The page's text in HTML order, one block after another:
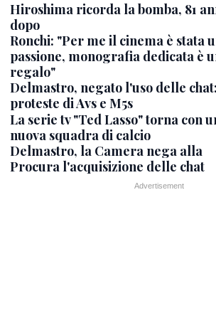
Hiroshima ricorda la bomba, 81
dopo
Ronchi: "Per me il cinema è stata
passione, monografia dedicata è
regalo"
Delmastro, negato l'uso delle
proteste di Avs e M5s
La serie tv "Ted Lasso" torna con
nuova squadra di calcio
Delmastro, la Camera nega alla
Procura l'acquisizione delle chat